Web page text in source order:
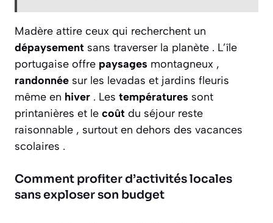
Madère attire ceux qui recherchent un
dépaysement sans traverser la planète . L’île
portugaise offre paysages montagneux ,
randonnée sur les levadas et jardins fleuris
même en hiver . Les températures sont
printanières et le coût du séjour reste
raisonnable , surtout en dehors des vacances
scolaires .
Comment profiter d’activités locales
sans exploser son budget